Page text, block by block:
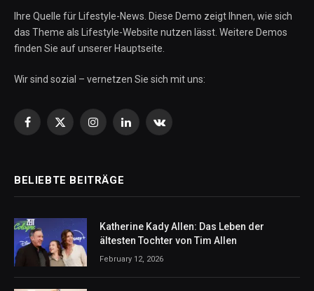
Ihre Quelle für Lifestyle-News. Diese Demo zeigt Ihnen, wie sich
das Theme als Lifestyle-Website nutzen lässt. Weitere Demos
finden Sie auf unserer Hauptseite.
Wir sind sozial – vernetzen Sie sich mit uns:
Facebook
X
InstagramLinkedInVKontakte
BELIEBTE BEITRÄGE
Katherine Kady Allen: Das Leben der
ältesten Tochter von Tim Allen
February 12, 2026